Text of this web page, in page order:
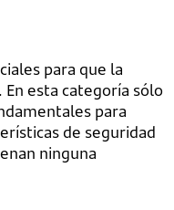
para que la
esta categoría sólo
para
de seguridad
ninguna